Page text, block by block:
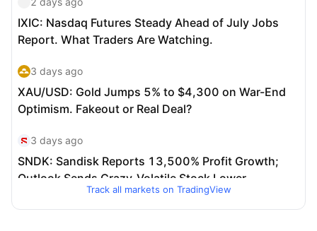
Track all markets on TradingView